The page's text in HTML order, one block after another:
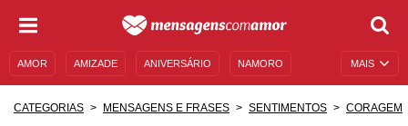
MAIS
AMOR AMIZADE ANIVERSÁRIO NAMORO
CATEGORIAS MENSAGENS E FRASES SENTIMENTOS CORAGEM